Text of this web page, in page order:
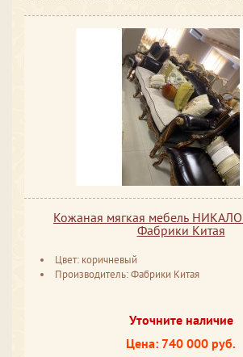
Кожаная мягкая мебель
Фабрики Китая
Цвет: коричневый
Производитель: Фабрики Китая
Уточните наличие
Цена: 740 000 руб.